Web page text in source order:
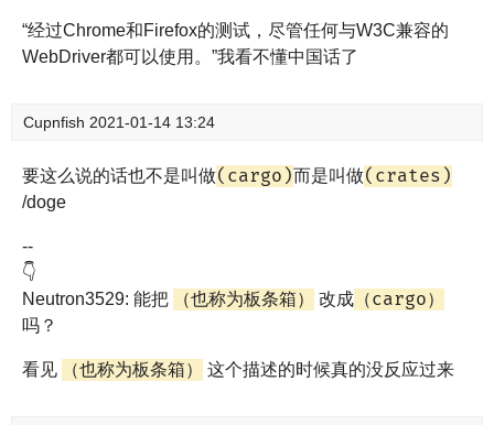
“经过Chrome和Firefox的测试，尽管任何与W3C兼容的
WebDriver都可以使用。”我看不懂中国话了
Cupnfish 2021-01-14 13:24
要这么说的话也不是叫做(cargo)而是叫做(crates)
/doge
--
👇
Neutron3529: 能把
（也称为板条箱） 改成 （cargo）
吗？
看见 （也称为板条箱） 这个描述的时候真的没反应过来